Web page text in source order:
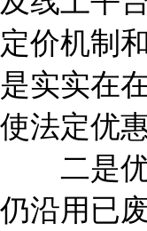
定价机制
是实实在
使法定优
二是优
仍沿用已